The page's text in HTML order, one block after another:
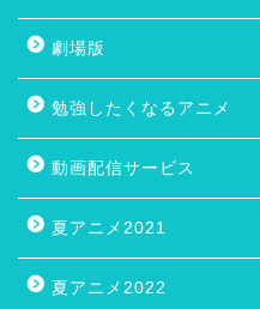
劇場版
勉強したくなるアニメ
動画配信サービス
夏アニメ2021
夏アニメ2022